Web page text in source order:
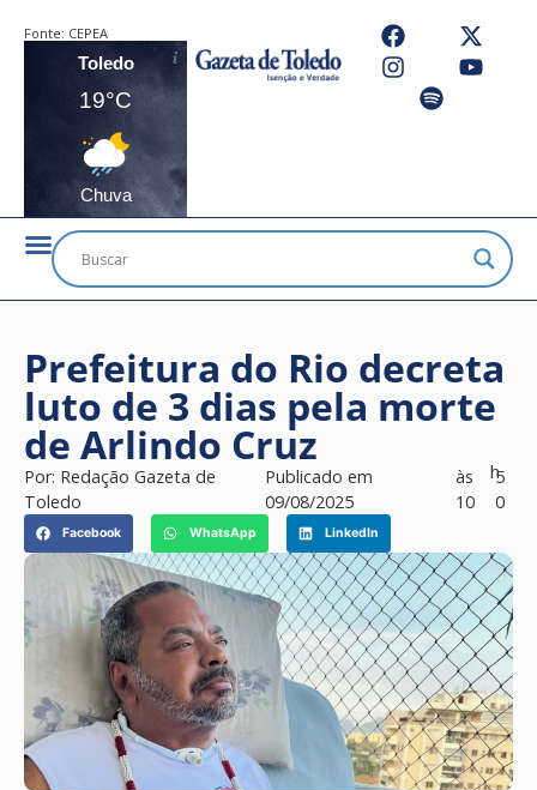
Fonte: CEPEA
Toledo
19°C
Chuva
Prefeitura do Rio decreta
luto de 3 dias pela morte
de Arlindo Cruz
Por: Redação Gazeta de
Toledo
Publicado em
09/08/2025
às
10
h5
0
Facebook WhatsApp LinkedIn